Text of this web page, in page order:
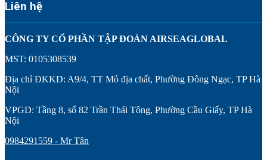
Liên hệ
CÔNG TY CỔ PHẦN TẬP ĐOÀN AIRSEAGLOBAL
MST: 0105308539
Địa chỉ ĐKKD: A9/4, TT Mỏ địa chất, Phường Đông Ngạc, TP Hà
Nội
VPGD: Tầng 8, số 82 Trần Thái Tông, Phường Cầu Giấy, TP Hà
Nội
0984291559 - Mr Tân